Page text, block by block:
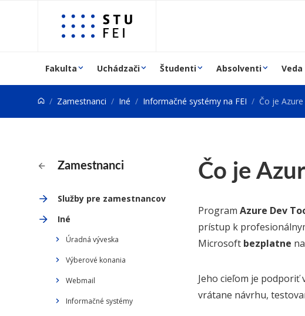
Prejsť na obsah
Fakulta Uchádzači Študenti Absolventi
Zamestnanci Iné Informačné systémy na FEI Čo je
Zamestnanci
Služby pre zamestnancov
Iné
Úradná výveska
Výberové konania
Webmail
Informačné systémy
Čo je
Program Azure Dev
prístup k
Microsoft bezplatne
Jeho cieľom je podporiť
vrátane návrhu,